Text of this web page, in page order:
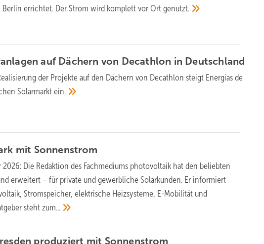
Berlin errichtet. Der Strom wird komplett vor Ortgenutzt.
auf Dächern von Decathlon in Deutschland
der Projekte auf den Dächern von Decathlon steigt Energias de
Solarmarktein.
mit Sonnenstrom
2026: Die Redaktion des Fachmediums photovoltaik hat den beliebten
erweitert – für private und gewerbliche Solarkunden. Er informiert
Stromspeicher, elektrische Heizsysteme, E-Mobilität und
stehtzum...
produziert mit Sonnenstrom